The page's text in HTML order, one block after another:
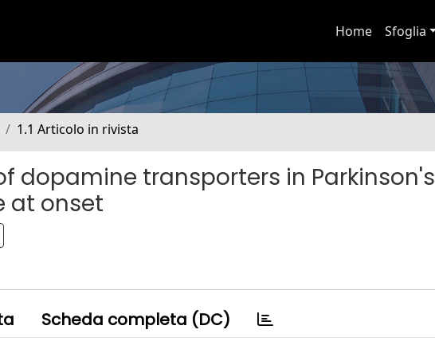
Home Sfoglia
1.1 Articolo in rivista
dopamine transporters in Parkinson's
at onset
Scheda completa (DC)